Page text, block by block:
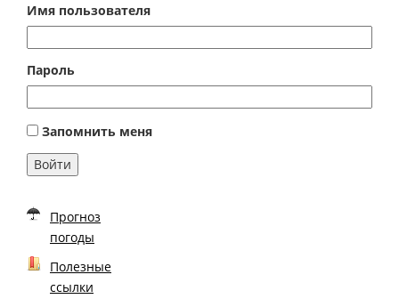
Имя пользователя
Пароль
Запомнить меня
Войти
Прогноз
погоды
Полезные
ссылки